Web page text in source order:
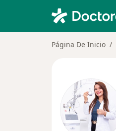
Página De Inicio